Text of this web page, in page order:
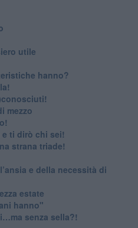
utile
hanno?
mezzo
e ti dirò chi sei!
strana triade!
e della necessità di
estate
hanno"
senza sella?!